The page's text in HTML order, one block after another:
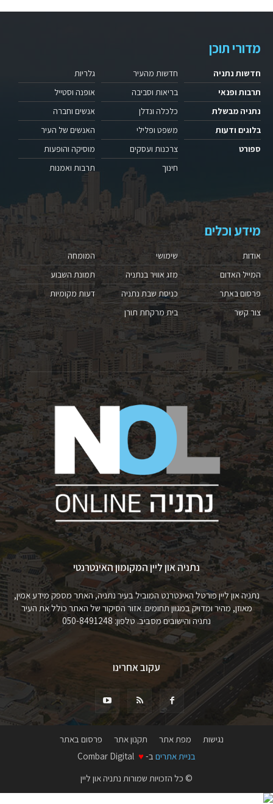
מדורי תוכן
חדשות נתניה
תרבות ופנאי
נתניה מבשלת
בלוגים ודעות
ספורט
חדשות מהעיר
בריאות וסביבה
כלכלה ונדלן
משפט ופלילי
צרכנות ועסקים
חינוך
גלריות
אופנה וסטייל
אנשים וחברה
האנשים של העיר
מוסיקה והופעות
תרבות ואמנות
מידע וכלים
אודות
המייל האדום
פרסום באתר
צור קשר
שימושי
מזג אוויר בנתניה
כניסת שבת נתניה
בית מרקחת תורן
המומחה
תמונת השבוע
דעות מקומיות
נתניה און ליין המקומון האינטרנטי
נתניה און ליין פורטל האינטרנט המוביל בעיר נתניה, האתר מספק מידע אמין,
מאוזן, מהיר ומדויק במגוון תחומים. אזור הסיקור של האתר כולל את העיר
נתניה והישובים מסביב. טלפון: 050-8491248
עקוב אחרינו
נגישות מפת אתר תקנון אתר
פרסום באתר
בניית אתרים ב- ♥
© כל הזכויות שמורות נתניה און ליין